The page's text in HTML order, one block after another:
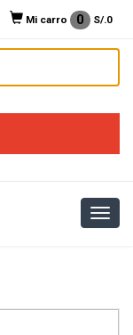
Mi carro 0 S/.0